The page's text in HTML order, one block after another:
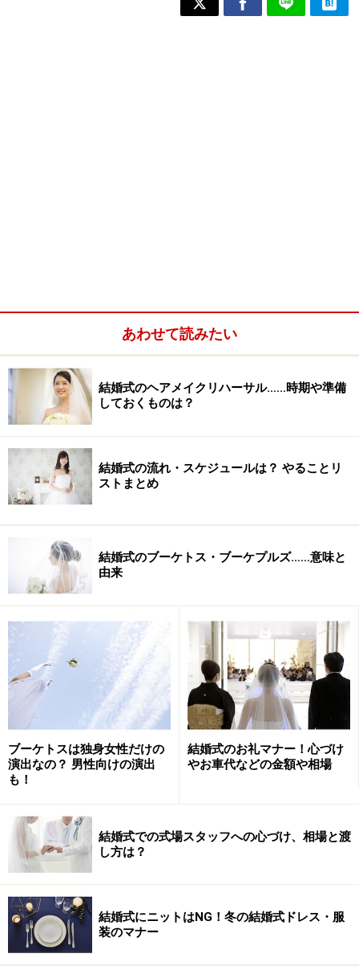
あわせて読みたい
結婚式のヘアメイクリハーサル……時期や準備
しておくものは？
結婚式の流れ・スケジュールは？ やることリ
ストまとめ
結婚式のブーケトス・ブーケプルズ……意味と
由来
ブーケトスは独身女性だけの
演出なの？ 男性向けの演出
も！
結婚式のお礼マナー！心づけ
やお車代などの金額や相場
結婚式での式場スタッフへの心づけ、相場と渡
し方は？
結婚式にニットはNG！冬の結婚式ドレス・服
装のマナー